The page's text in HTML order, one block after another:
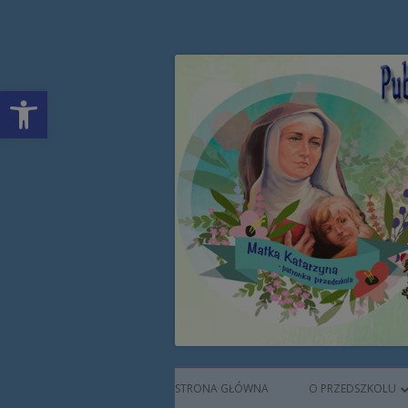
Open toolbar
Publiczne
Augustianek
Menu
STRONA GŁÓWNA O PRZEDSZKOLU